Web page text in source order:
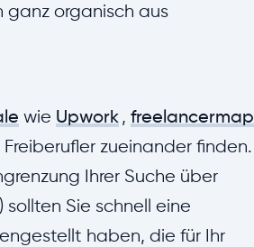
ganz organisch aus
wie Upwork, freelancermap
zueinander finden.
Ihrer Suche über
sollten Sie schnell eine
haben, die für Ihr